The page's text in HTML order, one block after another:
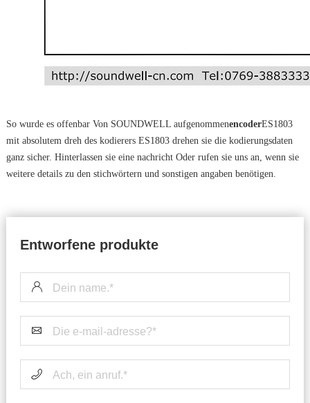
So wurde es offenbar Von SOUNDWELL aufgenommenencoderES1803
mit absolutem dreh des kodierers ES1803 drehen sie die kodierungsdaten
ganz sicher. Hinterlassen sie eine nachricht Oder rufen sie uns an, wenn sie
weitere details zu den stichwörtern und sonstigen angaben benötigen.
Entworfene produkte